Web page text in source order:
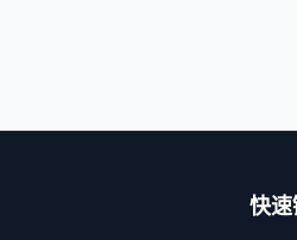
快